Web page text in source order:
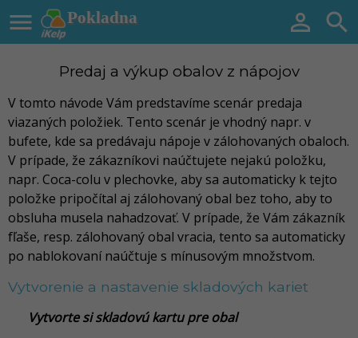
Pokladna
  
Predaj a výkup obalov z nápojov
V tomto návode Vám predstavíme scenár predaja
viazaných položiek. Tento scenár je vhodný napr. v
bufete, kde sa predávaju nápoje v zálohovaných obaloch.
V prípade, že zákazníkovi naúčtujete nejakú položku,
napr. Coca-colu v plechovke, aby sa automaticky k tejto
položke pripočítal aj zálohovaný obal bez toho, aby to
obsluha musela nahadzovať. V prípade, že Vám zákazník
fľaše, resp. zálohovaný obal vracia, tento sa automaticky
po nablokovaní naúčtuje s mínusovým množstvom.
Vytvorenie a nastavenie skladových kariet
Vytvorte si skladovú kartu pre obal